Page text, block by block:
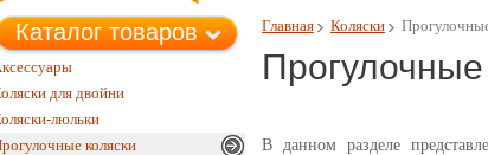
Главная Коляски
Прогулочные
В данном разделе
Каталог товаров
для двойни
люльки
коляски